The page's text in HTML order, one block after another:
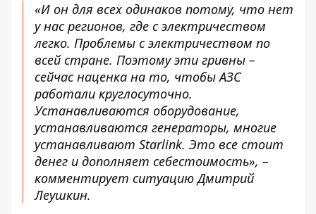
«И он для всех одинаков потому, что нет
у нас регионов, где с электричеством
легко. Проблемы с электричеством по
всей стране. Поэтому эти гривны –
сейчас наценка на то, чтобы АЗС
работали круглосуточно.
Устанавливаются оборудование,
устанавливаются генераторы, многие
устанавливают Starlink. Это все стоит
денег и дополняет себестоимость», –
комментирует ситуацию Дмитрий
Леушкин.